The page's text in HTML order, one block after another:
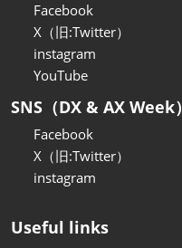
Facebook
X（旧:Twitter）
instagram
YouTube
SNS（DX & AX Week）
Facebook
X（旧:Twitter）
instagram
Useful links